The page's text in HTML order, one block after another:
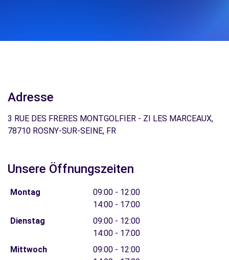
Adresse
3 RUE DES FRERES MONTGOLFIER - ZI LES MARCEAUX,
78710 ROSNY-SUR-SEINE, FR
Unsere Öffnungszeiten
Montag
09:00 - 12:00
14:00 - 17:00
Dienstag
09:00 - 12:00
14:00 - 17:00
Mittwoch
09:00 - 12:00